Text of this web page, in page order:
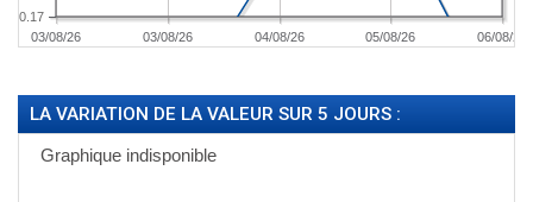
03/08/26 03/08/26 04/08/26 05/08/26 06/08/26
0.17
LA VARIATION DE LA VALEUR SUR 5 JOURS :